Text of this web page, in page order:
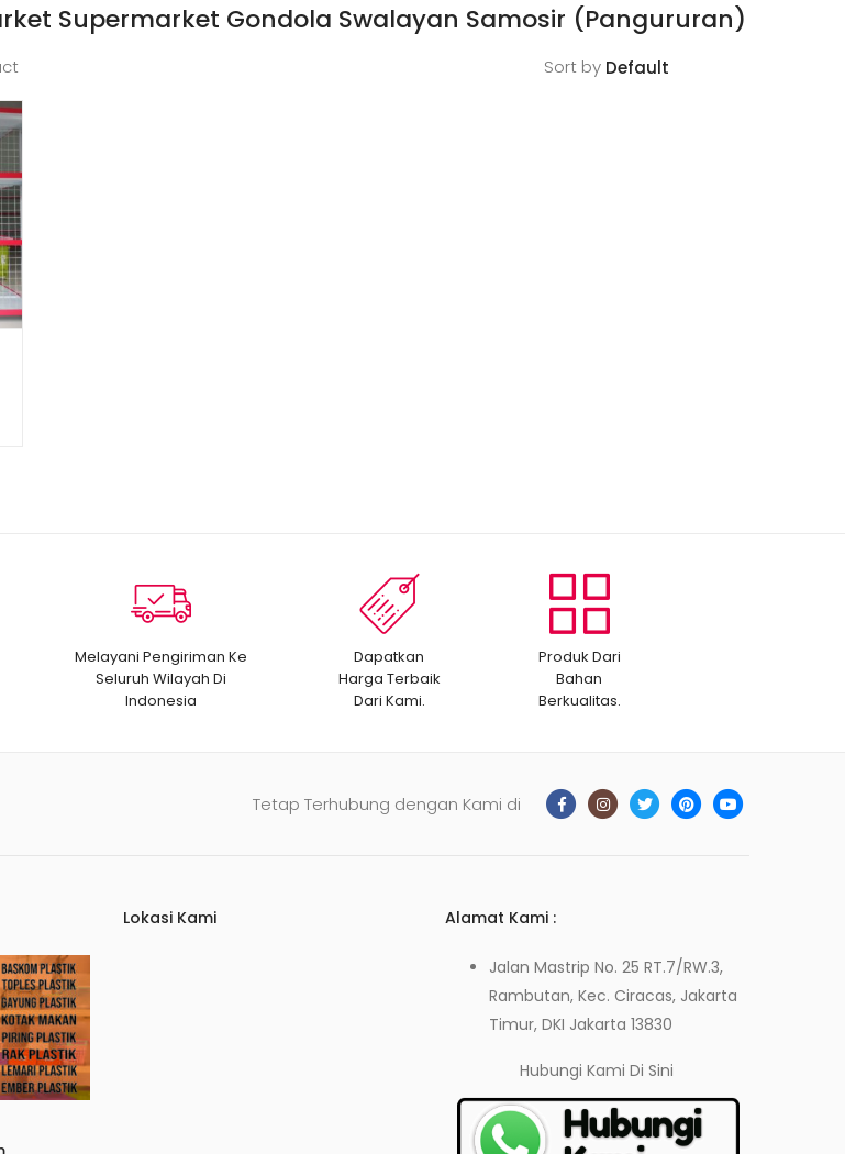
Supermarket Gondola Swalayan Samosir (Pangururan)
Sort by
Melayani Pengiriman Ke
Seluruh Wilayah Di
Indonesia
Dapatkan
Harga Terbaik
Dari Kami.
Produk Dari
Bahan
Berkualitas.
Tetap Terhubung dengan Kami di
Lokasi Kami Alamat Kami :
Jalan Mastrip No. 25 RT.7/RW.3,
Rambutan, Kec. Ciracas, Jakarta
Timur, DKI Jakarta 13830
Hubungi KamiDi Sini